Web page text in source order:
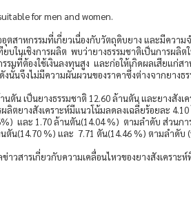
for men and women.
ตสาหกรรมที่เกี่ยวเนื่องกับวัตถุดิบยาง และมีคว
ในเชิงการผลิต พบว่ายางธรรมชาติเป็นการผลิ
รรมที่ต้องใช้เงินลงทุนสูง และก่อให้เกิดผลเสีย
นจึงไม่มีความผันผวนของราคาซึ่งต่างจากยางธ
ตัน เป็นยางธรรมชาติ 12.60 ล้านตัน และยางสั
ตยางสังเคราะห์มีแนวโน้มลดลงเฉลี่ยร้อยละ
และ 1.70 ล้านตัน(14.04 %) ตามลำดับ ส่วนก
น(14.70 %) และ 7.71 ตัน(14.46 %) ตามลำดับ
วสารเกี่ยวกับความเคลื่อนไหวของยางสังเครา